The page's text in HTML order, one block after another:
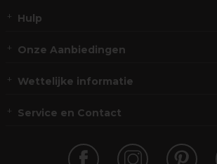
Hulp
Onze Aanbiedingen
Wettelijke informatie
Service en Contact